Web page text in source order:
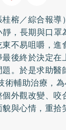
桂榕／綜合報
，長期與口罩
不易咀嚼，進
後終於決定在
。於是求助醫
術輔助治療，
外觀改變、咬
與心情，重拾